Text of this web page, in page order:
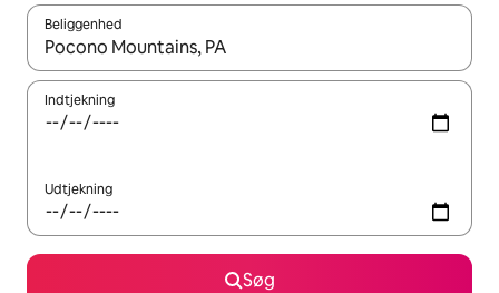
Beliggenhed
Når resultaterne er tilgængelige, skal du navigere med
Indtjekning
Udtjekning
Søg